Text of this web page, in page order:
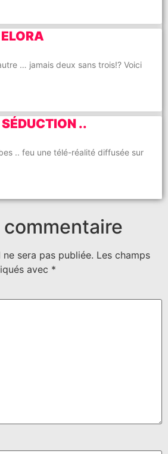
… jamais deux sans trois!? Voici
..
.. feu une télé-réalité diffusée sur
sera pas publiée. Les champs
avec *